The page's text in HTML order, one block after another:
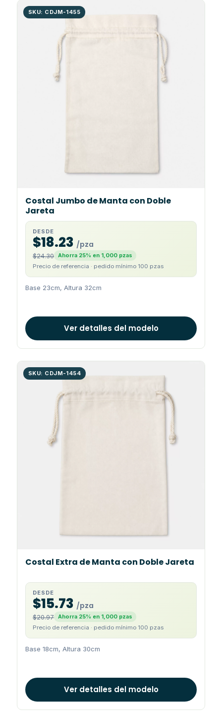
SKU: CDJM-1455
Costal Jumbo de Manta con Doble
Jareta
DESDE
$18.23 /pza
$24.30 Ahorra 25% en 1,000 pzas
Precio de referencia · pedido mínimo 100 pzas
Base 23cm, Altura 32cm
Ver detalles del modelo
SKU: CDJM-1454
Costal Extra de Manta con Doble Jareta
DESDE
$15.73 /pza
$20.97 Ahorra 25% en 1,000 pzas
Precio de referencia · pedido mínimo 100 pzas
Base 18cm, Altura 30cm
Ver detalles del modelo